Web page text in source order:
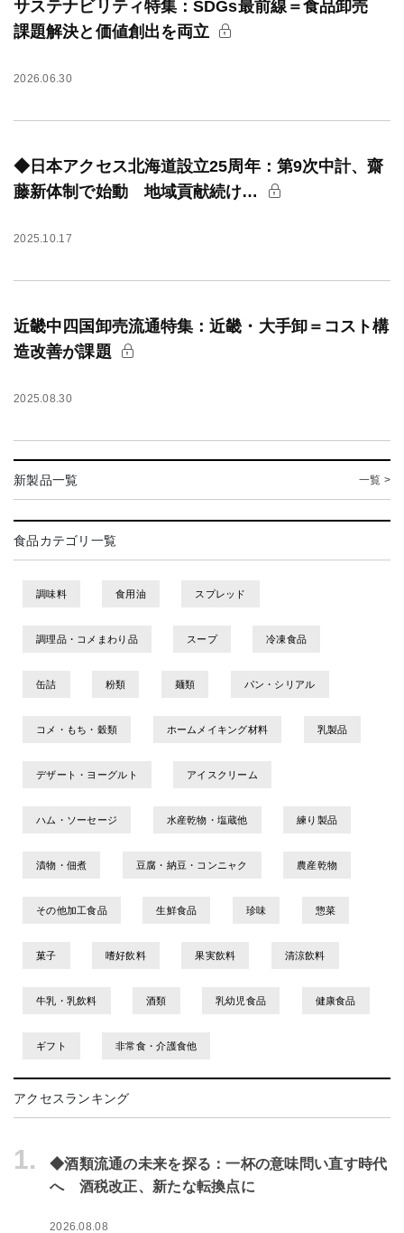
サステナビリティ特集：SDGs最前線＝食品卸売
課題解決と価値創出を両立
2026.06.30
◆日本アクセス北海道設立25周年：第9次中計、齋
藤新体制で始動 地域貢献続け…
2025.10.17
近畿中四国卸売流通特集：近畿・大手卸＝コスト構
造改善が課題
2025.08.30
新製品一覧 一覧 >
食品カテゴリ一覧
調味料 食用油 スプレッド
調理品・コメまわり品 スープ 冷凍食品
缶詰 粉類 麺類 パン・シリアル
コメ・もち・穀類 ホームメイキング材料 乳製品
デザート・ヨーグルト アイスクリーム
ハム・ソーセージ 水産乾物・塩蔵他 練り製品
漬物・佃煮 豆腐・納豆・コンニャク 農産乾物
その他加工食品 生鮮食品 珍味 惣菜
菓子 嗜好飲料 果実飲料 清涼飲料
牛乳・乳飲料 酒類 乳幼児食品 健康食品
ギフト 非常食・介護食他
アクセスランキング
1.
◆酒類流通の未来を探る：一杯の意味問い直す時代
へ 酒税改正、新たな転換点に
2026.08.08